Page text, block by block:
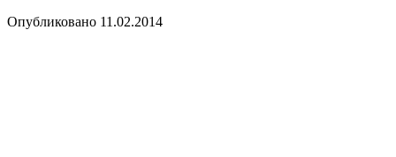
Опубликовано 11.02.2014